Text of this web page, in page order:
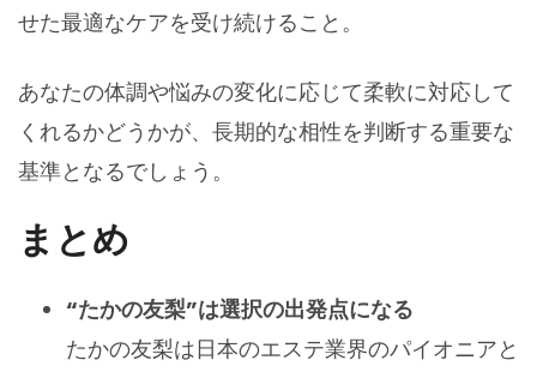
せた最適なケアを受け続けること。
あなたの体調や悩みの変化に応じて柔軟に対応して
くれるかどうかが、長期的な相性を判断する重要な
基準となるでしょう。
まとめ
“たかの友梨”は選択の出発点になる
たかの友梨は日本のエステ業界のパイオニアと